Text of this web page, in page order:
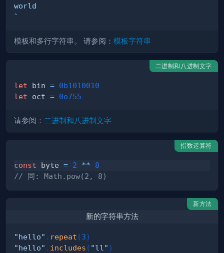
`
模板和多行字符串。 请参阅： 模板字符串
二进制和八进制文字
let bin = 0b1010010
let oct = 0o755
请参阅： 二进制和八进制文字
指数运算符
const byte = 2 **
8
// 同: Math.pow(2, 8)
新方法
新的字符串方法
"hello" . repeat (3)
"hello" . includes ( "ll" )